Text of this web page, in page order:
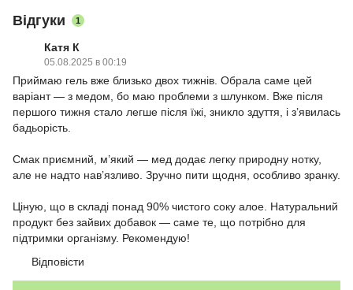
Відгуки 1
Катя К
05.08.2025 в 00:19
Приймаю гель вже близько двох тижнів. Обрала саме цей
варіант — з медом, бо маю проблеми з шлунком. Вже після
першого тижня стало легше після їжі, зникло здуття, і з’явилась
бадьорість.
Смак приємний, м’який — мед додає легку природну нотку,
але не надто нав’язливо. Зручно пити щодня, особливо зранку.
Ціную, що в складі понад 90% чистого соку алое. Натуральний
продукт без зайвих добавок — саме те, що потрібно для
підтримки організму. Рекомендую!
Відповісти